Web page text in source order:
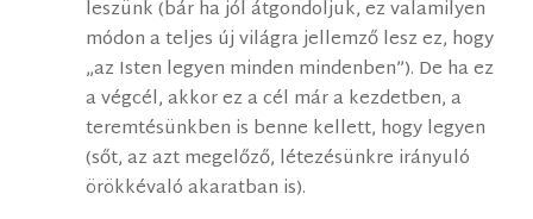
leszünk (bár ha jól átgondoljuk, ez valamilyen
módon a teljes új világra jellemző lesz ez, hogy
„az Isten legyen minden mindenben”). De ha ez
a végcél, akkor ez a cél már a kezdetben, a
teremtésünkben is benne kellett, hogy legyen
(sőt, az azt megelőző, létezésünkre irányuló
örökkévaló akaratban is).